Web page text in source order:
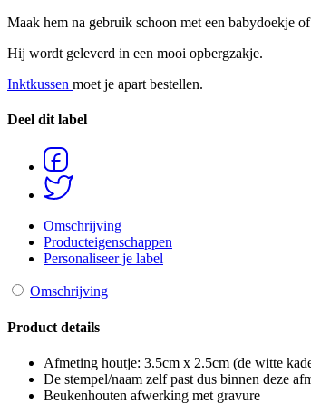
Maak hem na gebruik schoon met een babydoekje
Hij wordt geleverd in een mooi opbergzakje.
Inktkussen moet je apart bestellen.
Deel dit label
Share
on
on
Twitter
Omschrijving
Producteigenschappen
Personaliseer je label
Omschrijving
Product details
Afmeting houtje: 3.5cm x 2.5cm (de witte
De stempel/naam zelf past dus binnen deze
Beukenhouten afwerking met gravure